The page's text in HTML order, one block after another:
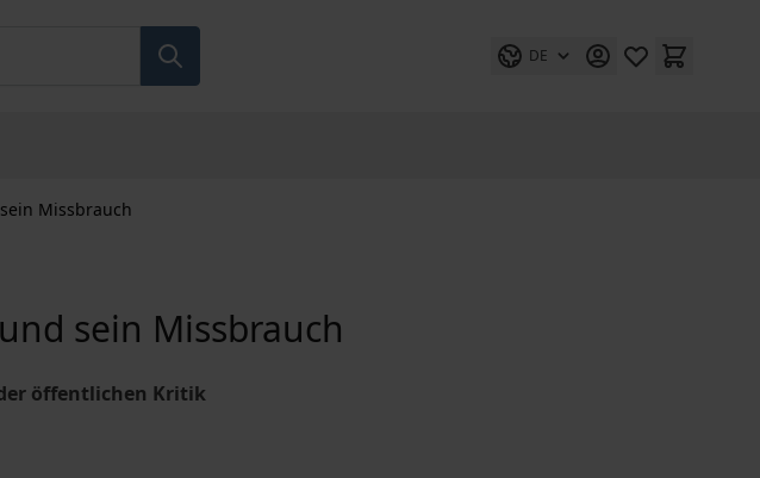
DE
Missbrauch
sein Missbrauch
öffentlichen Kritik